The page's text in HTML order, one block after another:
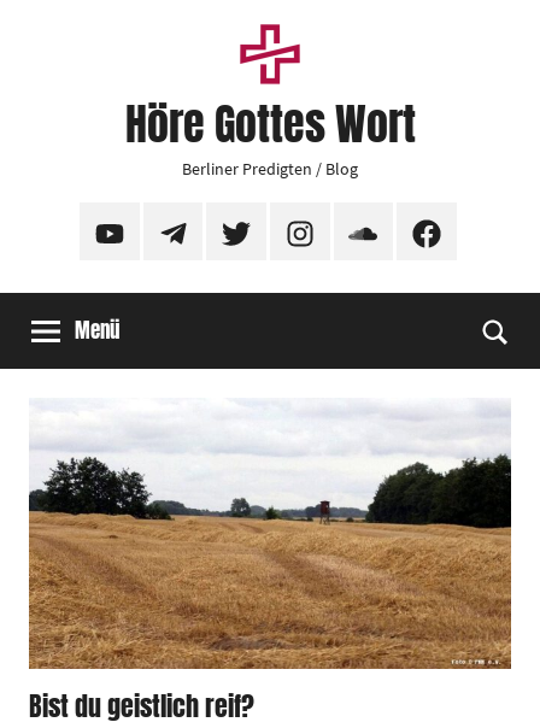
Höre Gottes Wort
Berliner Predigten / Blog
YouTubeTelegramTwitter InstagramSoundCloudFacebook
Menü
Bist du geistlich reif?